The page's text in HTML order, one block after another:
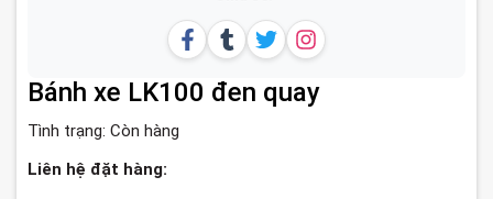
Bánh xe LK100 đen quay
Tình trạng: Còn hàng
Liên hệ đặt hàng: